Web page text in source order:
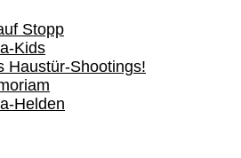
Stopp
Kids
Haustür-Shootings!
Helden